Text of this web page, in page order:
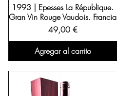
1993 | Epesses La République.
Gran Vin Rouge Vaudois. Francia
Precio
49,00 €
Agregar al carrito